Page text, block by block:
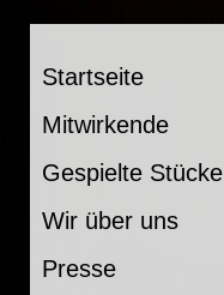
Startseite
Mitwirkende
Gespielte Stücke
Wir über uns
Presse